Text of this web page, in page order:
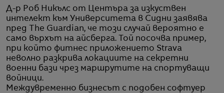
Д-р Роб Никълс от Центъра за изкуствен
интелект към Университета в Сидни заявява
пред The Guardian, че този случай вероятно е
само върхът на айсберга. Той посочва пример,
при който фитнес приложението Strava
неволно разкрива локациите на секретни
военни бази чрез маршрутите на спортуващи
войници.
Междувременно бизнесът с подобен софтуер